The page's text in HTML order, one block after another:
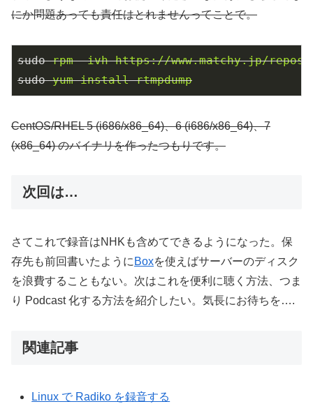
にか問題あっても責任はとれませんってことで。
sudo rpm -ivh https://www.matchy.jp/repos/
sudo yum install rtmpdump
CentOS/RHEL 5 (i686/x86_64)、6 (i686/x86_64)、7
(x86_64) のバイナリを作ったつもりです。
次回は…
さてこれで録音はNHKも含めてできるようになった。保
存先も前回書いたように Boxを使えばサーバーのディスク
を浪費することもない。次はこれを便利に聴く方法、つま
り Podcast 化する方法を紹介したい。気長にお待ちを….
関連記事
Linux で Radiko を録音する